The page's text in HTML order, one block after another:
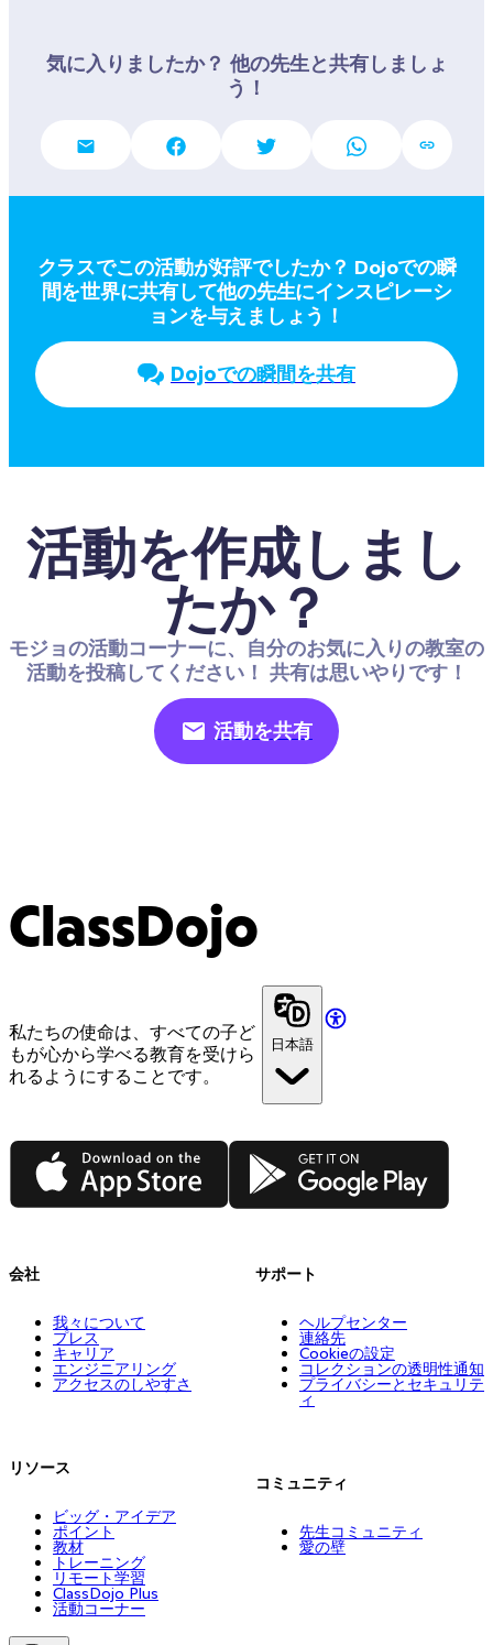
気に入りましたか？ 他の先生と共有しましょ
う！
クラスでこの活動が好評でしたか？ Dojoでの瞬
間を世界に共有して他の先生にインスピレーシ
ョンを与えましょう！
Dojoでの瞬間を共有
活動を作成しまし
たか？
モジョの活動コーナーに、自分のお気に入りの教室の
活動を投稿してください！ 共有は思いやりです！
活動を共有
ClassDojo
私たちの使命は、すべての子ど
もが心から学べる教育を受けら
れるようにすることです。
日本語
App Store Google Play
会社
我々について
プレス
キャリア
エンジニアリング
アクセスのしやすさ
リソース
ビッグ・アイデア
ポイント
教材
トレーニング
リモート学習
ClassDojo Plus
活動コーナー
サポート
ヘルプセンター
連絡先
Cookieの設定
コレクションの透明性通知
プライバシーとセキュリテ
ィ
コミュニティ
先生コミュニティ
愛の壁